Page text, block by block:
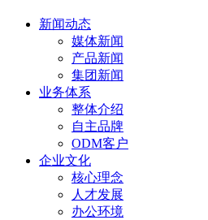
新闻动态
媒体新闻
产品新闻
集团新闻
业务体系
整体介绍
自主品牌
ODM客户
企业文化
核心理念
人才发展
办公环境